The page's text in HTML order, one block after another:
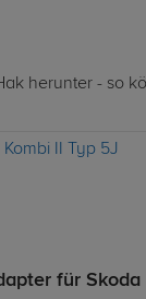
herunter - so
II Typ 5J
für